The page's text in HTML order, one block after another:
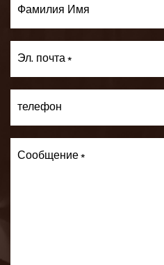
Фамилия Имя
Эл. почта
телефон
Сообщение